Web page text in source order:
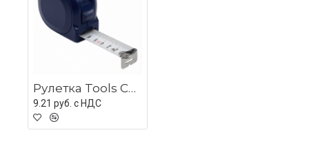
Рулетка Tools Carpenter 3 метра, пластиковая, с ремешком, темно-синяя
9.21 руб. c НДС